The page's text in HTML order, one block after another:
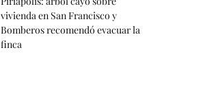
vivienda en San Francisco y
Bomberos recomendó evacuar la
finca